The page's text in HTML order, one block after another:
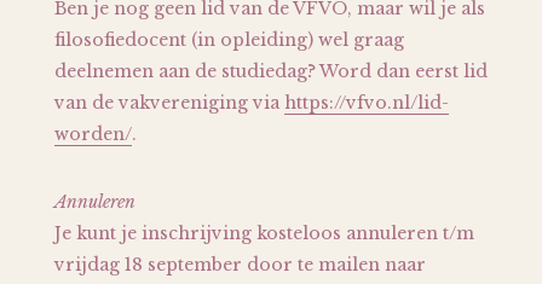
Ben je nog geen lid van de VFVO, maar wil je als
filosofiedocent (in opleiding) wel graag
deelnemen aan de studiedag? Word dan eerst lid
van de vakvereniging via https://vfvo.nl/lid-
worden/.
Annuleren
Je kunt je inschrijving kosteloos annuleren t/m
vrijdag 18 september door te mailen naar